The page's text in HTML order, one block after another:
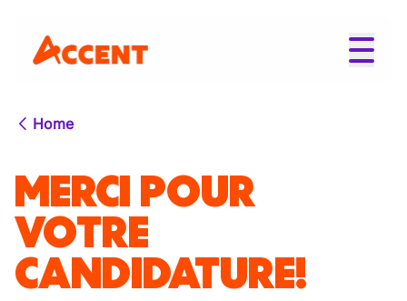
Home
MERCI POUR
VOTRE
CANDIDATURE!